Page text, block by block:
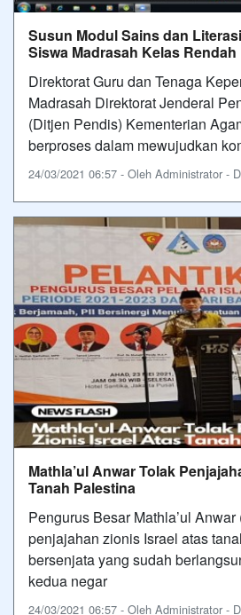
Susun Modul Sains dan
Siswa Madrasah Kelas Rendah
Direktorat Guru dan Tenaga
Madrasah Direktorat Jenderal
(Ditjen Pendis) Kementerian
berproses dalam mewujudkan
24/03/2021 06:57 - Oleh Administrator -
Mathla’ul Anwar Tolak
Tanah Palestina
Pengurus Besar Mathla’ul
penjajahan zionis Israel atas
bersenjata yang sudah
kedua negar
24/03/2021 06:57 - Oleh Administrator -